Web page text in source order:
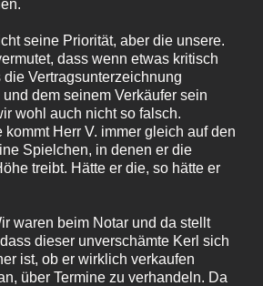
seine Priorität, aber die unsere.
dass wenn etwas kritisch
Vertragsunterzeichnung
dem seinem Verkäufer sein
wohl auch nicht so falsch.
Herr V. immer gleich auf den
Spielchen, in denen er die
treibt. Hätte er die, so hätte er
waren beim Notar und da stellt
dieser unverschämte Kerl sich
ist, ob er wirklich verkaufen
über Termine zu verhandeln. Da